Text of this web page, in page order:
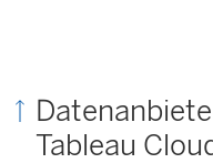
w
i
Tableau